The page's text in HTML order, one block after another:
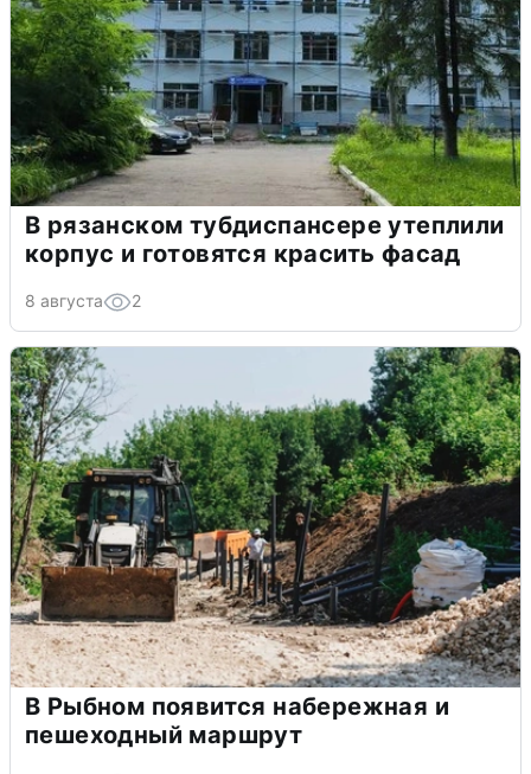
В рязанском тубдиспансере утеплили
корпус и готовятся красить фасад
8 августа 2
В Рыбном появится набережная и
пешеходный маршрут